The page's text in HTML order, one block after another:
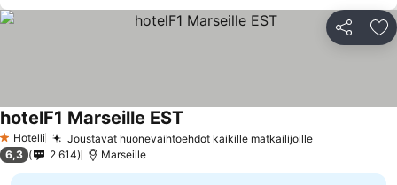
Jaa
1 Tähtiluokitus
Hotelli Joustavat huonevaihtoehdot kaikille matkailijoilleKatso hinnat
hotelF1 Marseille EST
6,3 2 614 Marseille